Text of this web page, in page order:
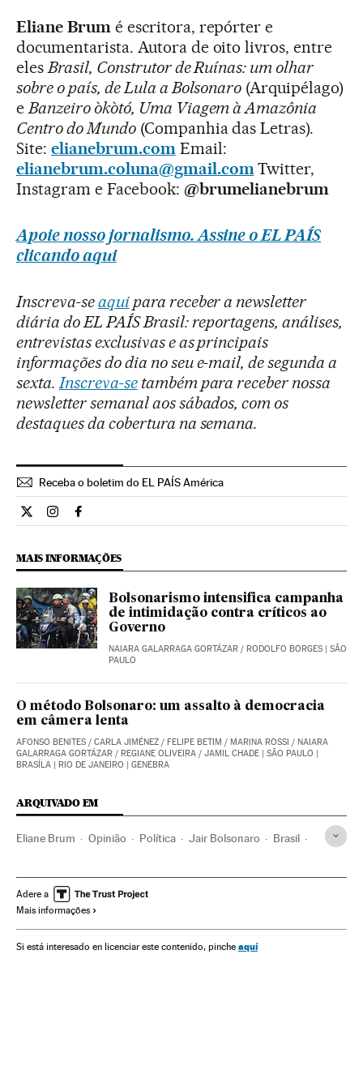
Eliane Brumé escritora, repórter e
documentarista. Autora de oito livros, entre
elesBrasil, Construtor de Ruínas: um olhar
sobre o país, de Lula a Bolsonaro (Arquipélago)
eBanzeiro òkòtó, Uma Viagem à Amazônia
Centro do Mundo(Companhia das Letras).
Site: elianebrum.comEmail:
elianebrum.coluna@gmail.comTwitter,
Instagram e Facebook: @brumelianebrum
Apoie nosso jornalismo. Assine o EL PAÍS
clicando aqui
Inscreva-seaquipara receber a newsletter
diária do EL PAÍS Brasil: reportagens, análises,
entrevistas exclusivas e as principais
informações do dia no seu e-mail, de segunda a
sexta.Inscreva-setambém para receber nossa
newsletter semanal aos sábados, com os
destaques da cobertura na semana.
Receba o boletim do EL PAÍS América
Opiniao El País Brasil en Twitter
Opiniao El País Brasil en Instagram
Opiniao El País Brasil en Facebook
MAIS INFORMAÇÕES
Bolsonarismo intensifica campanha
de intimidação contra críticos ao
Governo
NAIARA GALARRAGA GORTÁZAR / RODOLFO BORGES | SÃO
PAULO
O método Bolsonaro: um assalto à democracia
em câmera lenta
AFONSO BENITES / CARLA JIMÉNEZ / FELIPE BETIM / MARINA ROSSI / NAIARA
GALARRAGA GORTÁZAR / REGIANE OLIVEIRA / JAMIL CHADE | SÃO PAULO |
BRASÍLA | RIO DE JANEIRO | GENEBRA
ARQUIVADO EM
Eliane Brum Opinião Política Jair Bolsonaro Brasil
Comunicação Dialetos
Adere a
Mais informações
Si está interesado en licenciar este contenido, pinche aquí